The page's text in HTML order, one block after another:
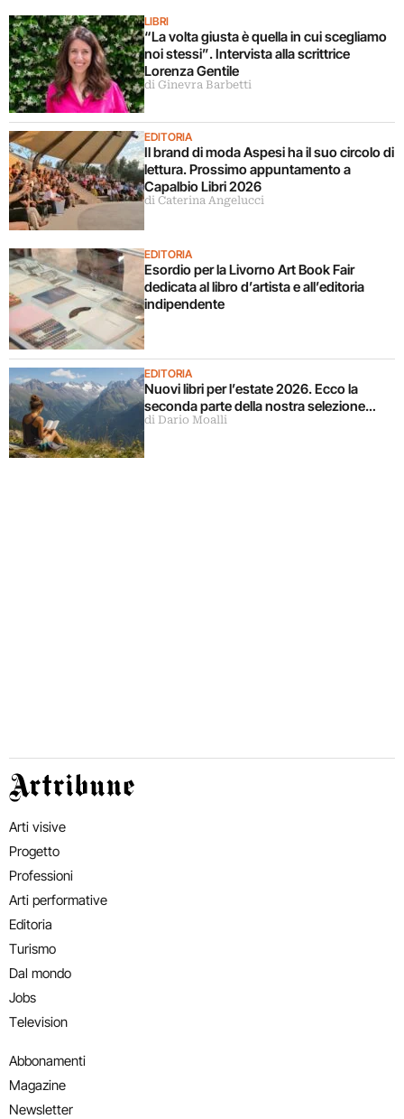
LIBRI
“La volta giusta è quella in cui scegliamo
noi stessi”. Intervista alla scrittrice
Lorenza Gentile
di Ginevra Barbetti
EDITORIA
Il brand di moda Aspesi ha il suo circolo di
lettura. Prossimo appuntamento a
Capalbio Libri 2026
di Caterina Angelucci
EDITORIA
Esordio per la Livorno Art Book Fair
dedicata al libro d’artista e all’editoria
indipendente
EDITORIA
Nuovi libri per l’estate 2026. Ecco la
seconda parte della nostra selezione…
di Dario Moalli
Artribune
Arti visive
Progetto
Professioni
Arti performative
Editoria
Turismo
Dal mondo
Jobs
Television
Abbonamenti
Magazine
Newsletter